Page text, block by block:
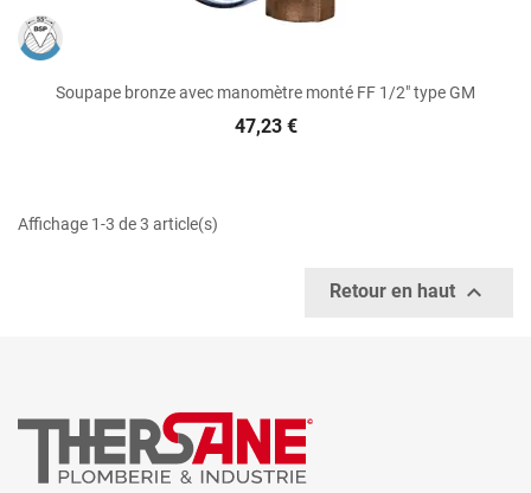
Soupape bronze avec manomètre monté FF 1/2" type GM
47,23 €
Affichage 1-3 de 3 article(s)
Retour en haut 